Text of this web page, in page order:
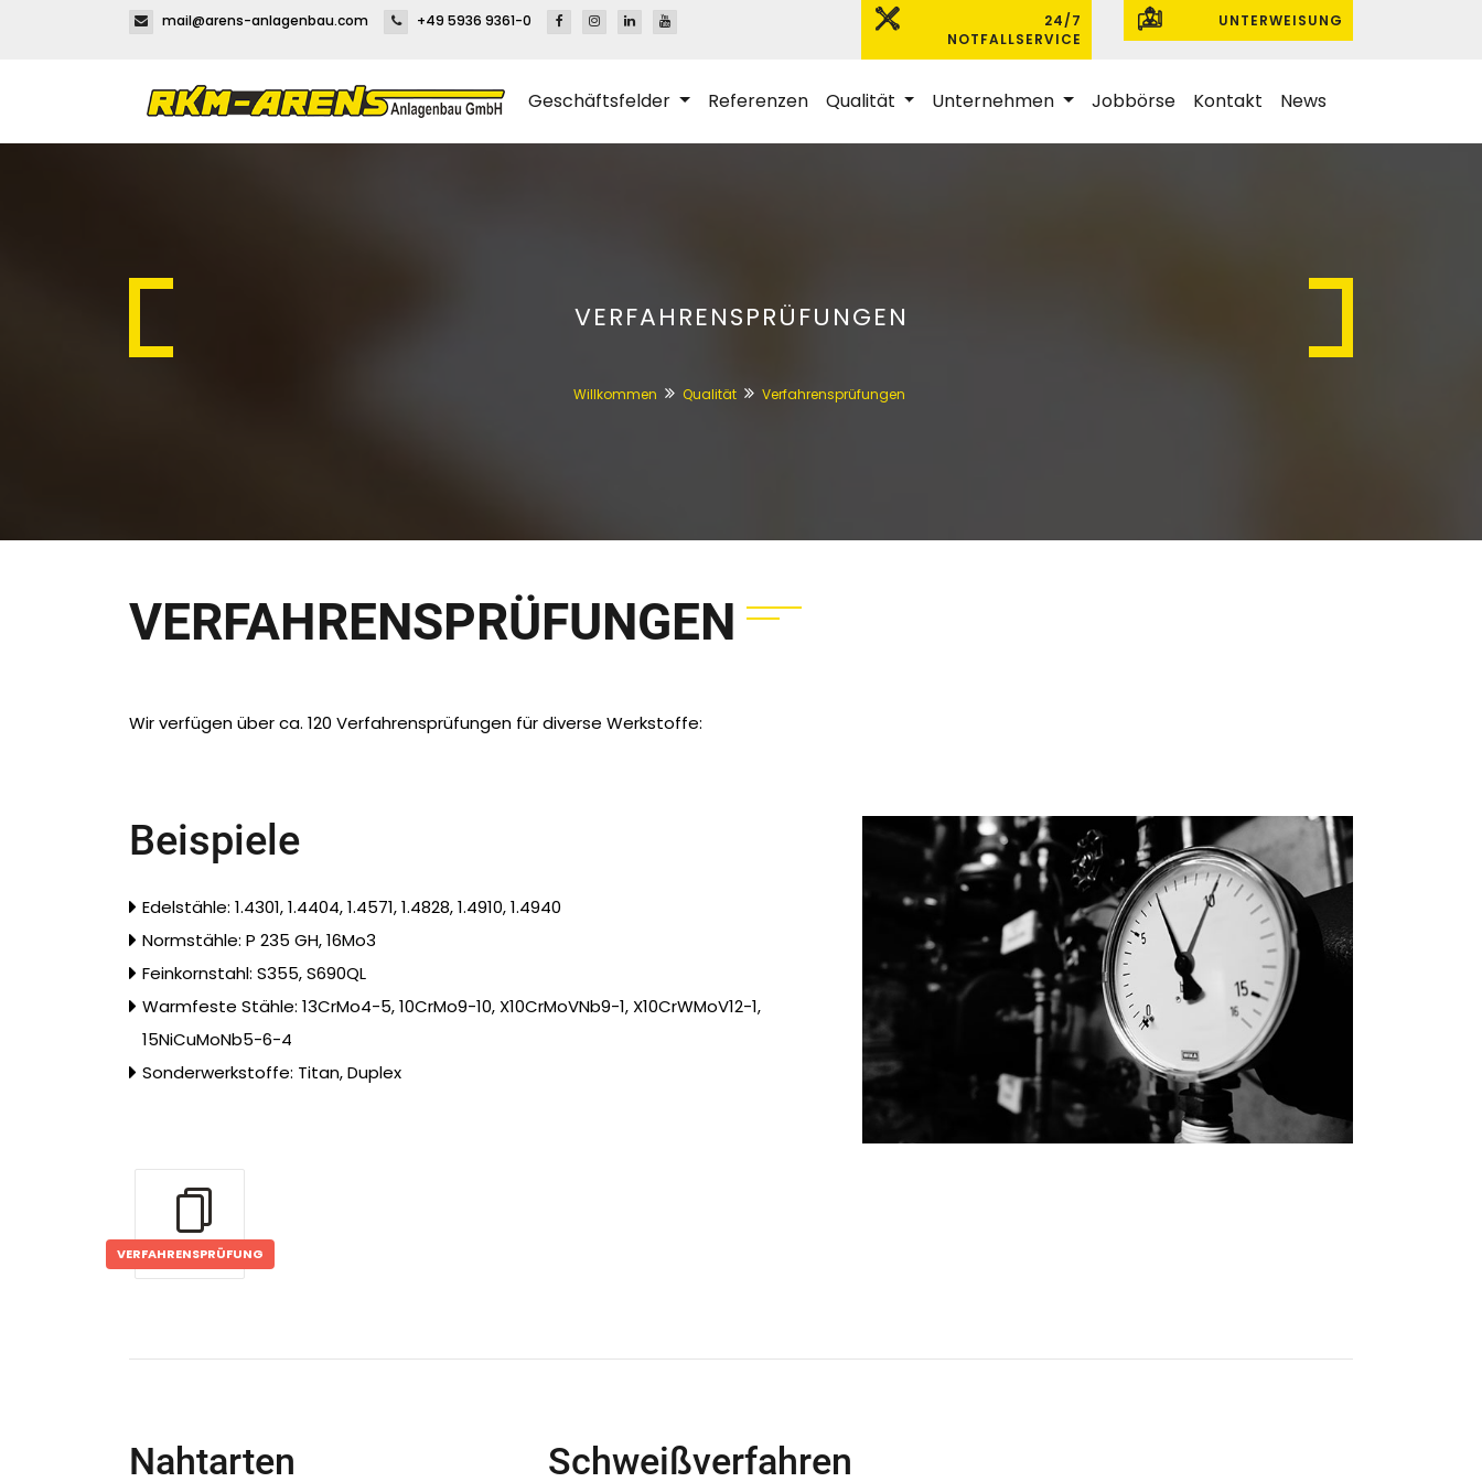
mail@arens-anlagenbau.com +49 5936 9361-0
24/7
NOTFALLSERVICE
UNTERWEISUNG
Geschäftsfelder Referenzen Qualität Unternehmen Jobbörse Kontakt News
VERFAHRENSPRÜFUNGEN
Willkommen Qualität Verfahrensprüfungen
VERFAHRENSPRÜFUNGEN
Wir verfügen über ca. 120 Verfahrensprüfungen für diverse Werkstoffe:
Beispiele
Edelstähle: 1.4301, 1.4404, 1.4571, 1.4828, 1.4910, 1.4940
Normstähle: P 235 GH, 16Mo3
Feinkornstahl: S355, S690QL
Warmfeste Stähle: 13CrMo4-5, 10CrMo9-10, X10CrMoVNb9-1, X10CrWMoV12-1,
15NiCuMoNb5-6-4
Sonderwerkstoffe: Titan, Duplex
VERFAHRENSPRÜFUNG
Nahtarten Schweißverfahren